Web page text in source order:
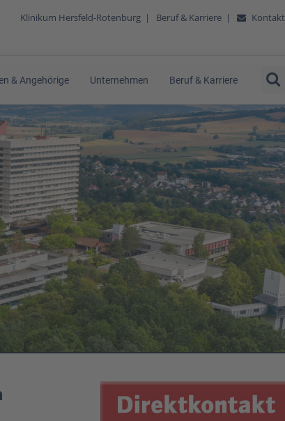
Klinikum Hersfeld-Rotenburg | Beruf & Karriere | Kontakt
& Angehörige Unternehmen Beruf & Karriere